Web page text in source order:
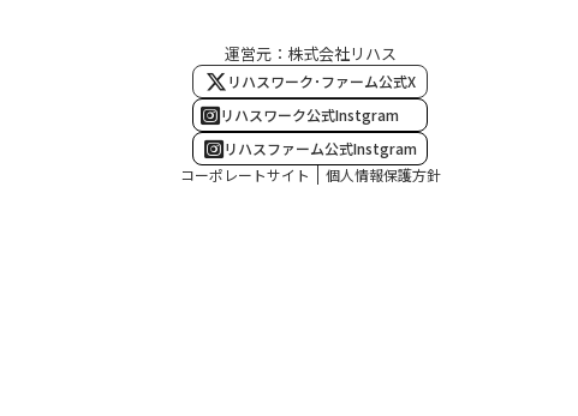
運営元：株式会社リハス
リハスワーク･ファーム公式X
リハスワーク公式Instgram
リハスファーム公式Instgram
コーポレートサイト
個人情報保護方針